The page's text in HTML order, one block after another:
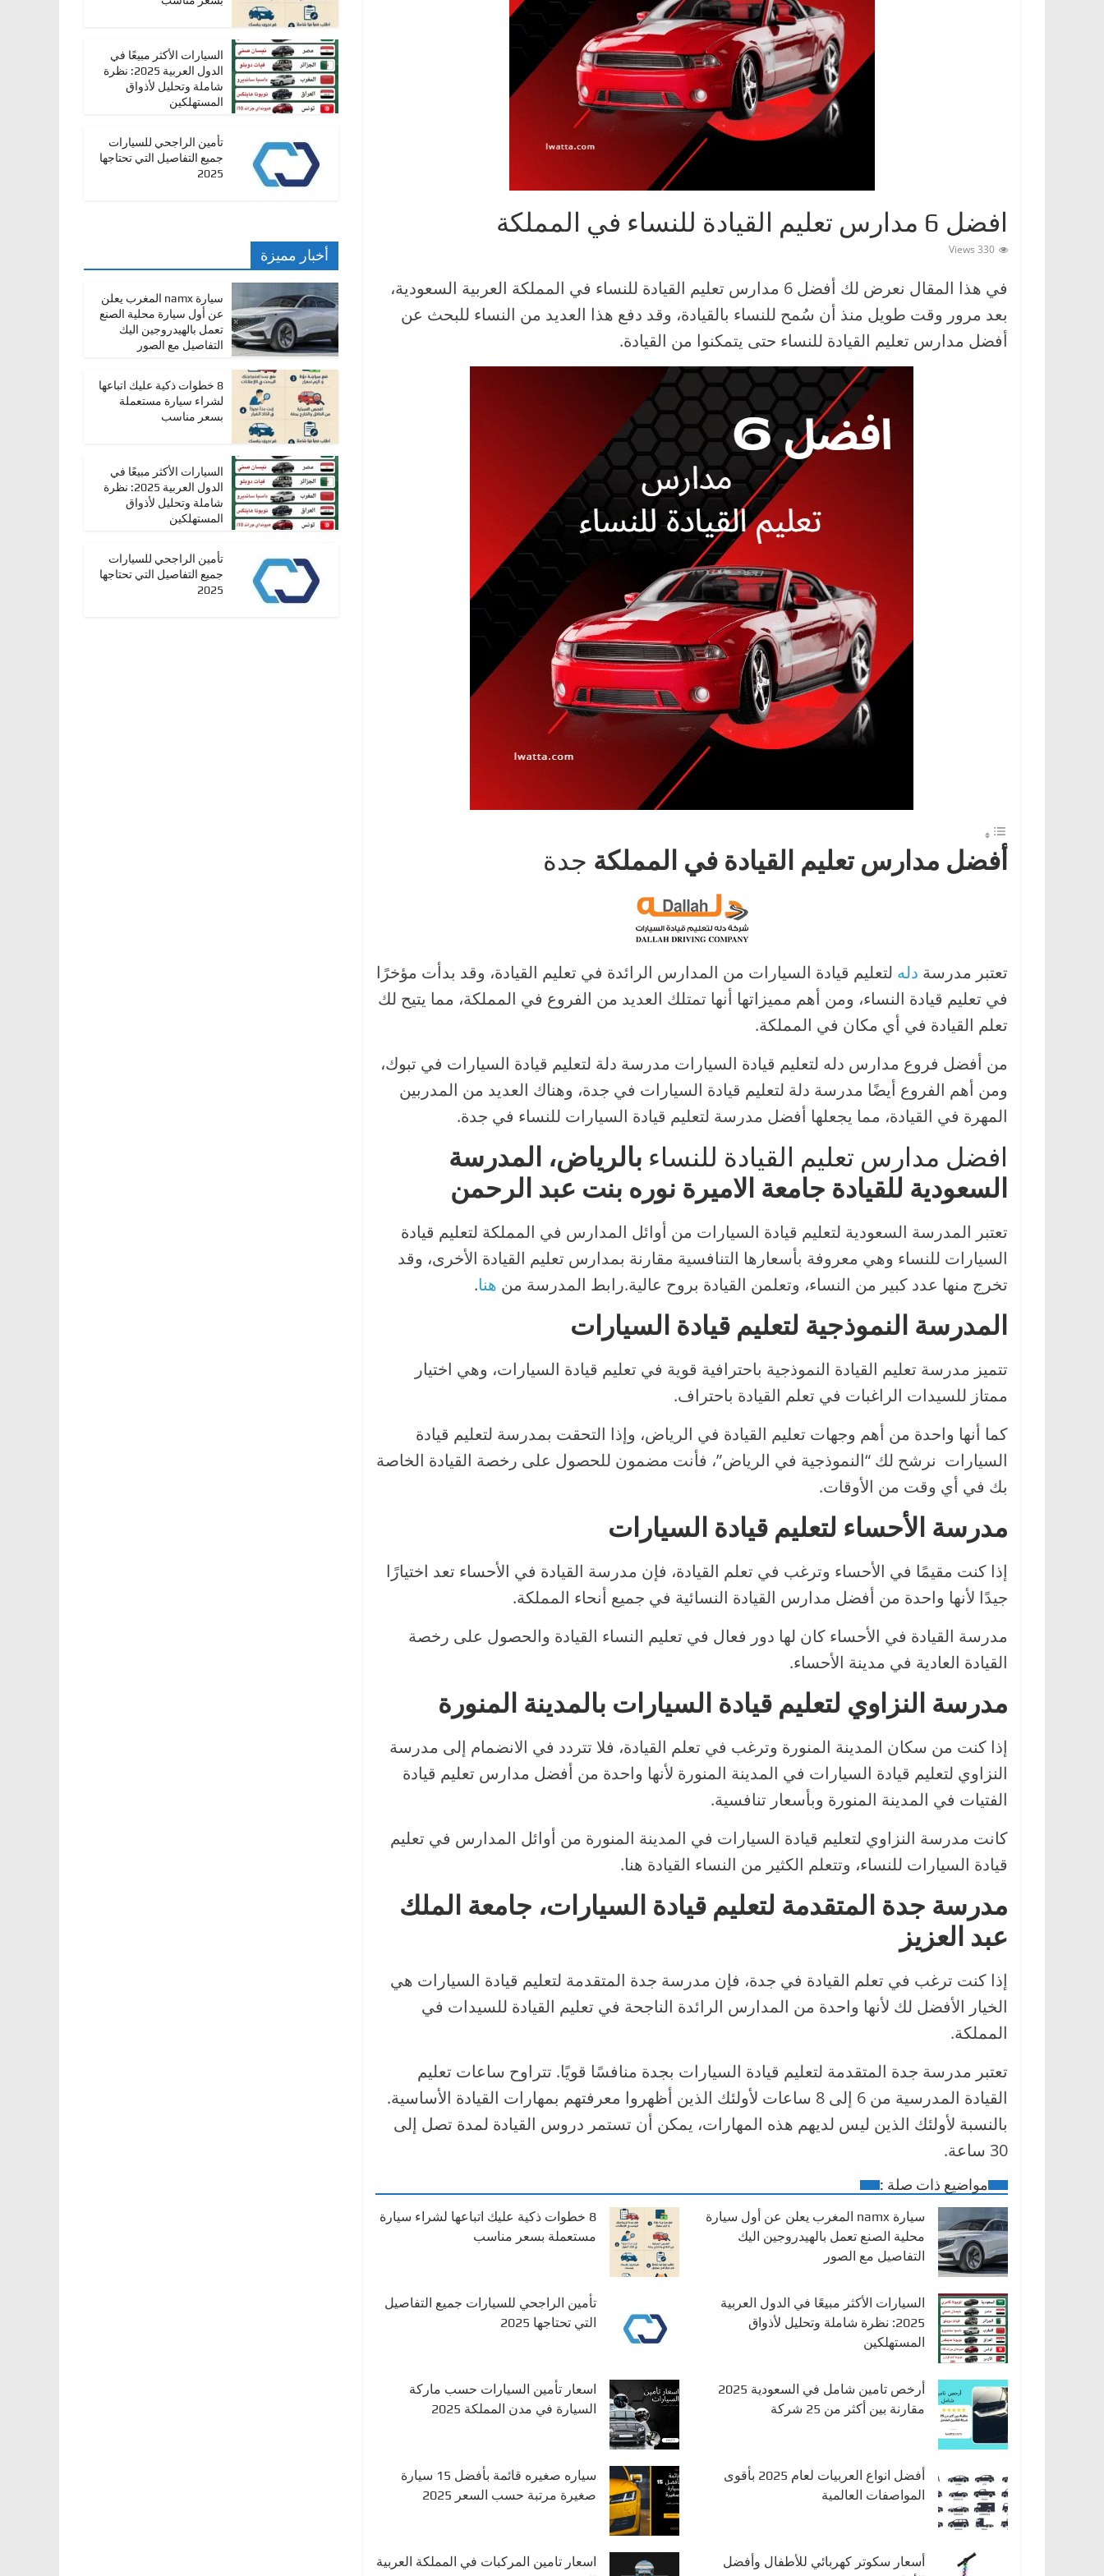
ا
ت
،
أ
ن
ا
ر
ا
،
و
ت
ق
ن
ي
ا
ا
ل
س
ي
ا
ر
ا
ت
ا
د
افضل 6 مدارس تعليم القيادة للنساء في المملكة
330 Views
في هذا المقال نعرض لك أفضل 6 مدارس تعليم القيادة للنساء في المملكة العربية السعودية،
بعد مرور وقت طويل منذ أن سُمح للنساء بالقيادة، وقد دفع هذا العديد من النساء للبحث عن
أفضل مدارس تعليم القيادة للنساء حتى يتمكنوا من القيادة.
أفضل مدارس تعليم القيادة في المملكة جدة
تعتبر مدرسة دله لتعليم قيادة السيارات من المدارس الرائدة في تعليم القيادة، وقد بدأت مؤخرًا
في تعليم قيادة النساء، ومن أهم مميزاتها أنها تمتلك العديد من الفروع في المملكة، مما يتيح لك
تعلم القيادة في أي مكان في المملكة.
من أفضل فروع مدارس دله لتعليم قيادة السيارات مدرسة دلة لتعليم قيادة السيارات في تبوك،
ومن أهم الفروع أيضًا مدرسة دلة لتعليم قيادة السيارات في جدة، وهناك العديد من المدربين
المهرة في القيادة، مما يجعلها أفضل مدرسة لتعليم قيادة السيارات للنساء في جدة.
افضل مدارس تعليم القيادة للنساء بالرياض، المدرسة
السعودية للقيادة جامعة الاميرة نوره بنت عبد الرحمن
تعتبر المدرسة السعودية لتعليم قيادة السيارات من أوائل المدارس في المملكة لتعليم قيادة
السيارات للنساء وهي معروفة بأسعارها التنافسية مقارنة بمدارس تعليم القيادة الأخرى، وقد
تخرج منها عدد كبير من النساء، وتعلمن القيادة بروح عالية.رابط المدرسة من هنا.
المدرسة النموذجية لتعليم قيادة السيارات
تتميز مدرسة تعليم القيادة النموذجية باحترافية قوية في تعليم قيادة السيارات، وهي اختيار
ممتاز للسيدات الراغبات في تعلم القيادة باحتراف.
كما أنها واحدة من أهم وجهات تعليم القيادة في الرياض، وإذا التحقت بمدرسة لتعليم قيادة
السيارات نرشح لك “النموذجية في الرياض”، فأنت مضمون للحصول على رخصة القيادة الخاصة
بك في أي وقت من الأوقات.
مدرسة الأحساء لتعليم قيادة السيارات
إذا كنت مقيمًا في الأحساء وترغب في تعلم القيادة، فإن مدرسة القيادة في الأحساء تعد اختيارًا
جيدًا لأنها واحدة من أفضل مدارس القيادة النسائية في جميع أنحاء المملكة.
مدرسة القيادة في الأحساء كان لها دور فعال في تعليم النساء القيادة والحصول على رخصة
القيادة العادية في مدينة الأحساء.
مدرسة النزاوي لتعليم قيادة السيارات بالمدينة المنورة
إذا كنت من سكان المدينة المنورة وترغب في تعلم القيادة، فلا تتردد في الانضمام إلى مدرسة
النزاوي لتعليم قيادة السيارات في المدينة المنورة لأنها واحدة من أفضل مدارس تعليم قيادة
الفتيات في المدينة المنورة وبأسعار تنافسية.
كانت مدرسة النزاوي لتعليم قيادة السيارات في المدينة المنورة من أوائل المدارس في تعليم
قيادة السيارات للنساء، وتتعلم الكثير من النساء القيادة هنا.
مدرسة جدة المتقدمة لتعليم قيادة السيارات، جامعة الملك
عبد العزيز
إذا كنت ترغب في تعلم القيادة في جدة، فإن مدرسة جدة المتقدمة لتعليم قيادة السيارات هي
الخيار الأفضل لك لأنها واحدة من المدارس الرائدة الناجحة في تعليم القيادة للسيدات في
المملكة.
تعتبر مدرسة جدة المتقدمة لتعليم قيادة السيارات بجدة منافسًا قويًا. تتراوح ساعات تعليم
القيادة المدرسية من 6 إلى 8 ساعات لأولئك الذين أظهروا معرفتهم بمهارات القيادة الأساسية.
بالنسبة لأولئك الذين ليس لديهم هذه المهارات، يمكن أن تستمر دروس القيادة لمدة تصل إلى
30 ساعة.
مواضيع ذات صلة :
سيارة namx المغرب يعلن عن أول سيارة
محلية الصنع تعمل بالهيدروجين اليك
التفاصيل مع الصور
8 خطوات ذكية عليك اتباعها لشراء سيارة
مستعملة بسعر مناسب
السيارات الأكثر مبيعًا في الدول العربية
2025: نظرة شاملة وتحليل لأذواق
المستهلكين
تأمين الراجحي للسيارات جميع التفاصيل
التي تحتاجها 2025
أرخص تامين شامل في السعودية 2025
مقارنة بين أكثر من 25 شركة
اسعار تأمين السيارات حسب ماركة
السيارة في مدن المملكة 2025
أفضل انواع العربيات لعام 2025 بأقوى
المواصفات العالمية
سياره صغيره قائمة بأفضل 15 سيارة
صغيرة مرتبة حسب السعر 2025
أسعار سكوتر كهربائي للأطفال وأفضل
اسعار تامين المركبات في المملكة العربية
السيارات الأكثر مبيعًا في
الدول العربية 2025: نظرة
شاملة وتحليل لأذواق
المستهلكين
تأمين الراجحي للسيارات
جميع التفاصيل التي تحتاجها
2025
أخبار مميزة
سيارة namx المغرب يعلن
عن أول سيارة محلية الصنع
تعمل بالهيدروجين اليك
التفاصيل مع الصور
8 خطوات ذكية عليك اتباعها
لشراء سيارة مستعملة
بسعر مناسب
السيارات الأكثر مبيعًا في
الدول العربية 2025: نظرة
شاملة وتحليل لأذواق
المستهلكين
تأمين الراجحي للسيارات
جميع التفاصيل التي تحتاجها
2025